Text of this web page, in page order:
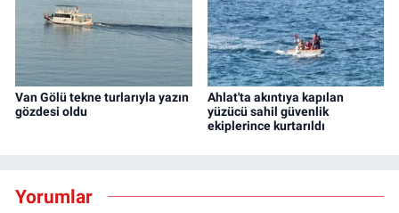
Van Gölü tekne turlarıyla yazın
gözdesi oldu
Ahlat'ta akıntıya kapılan
yüzücü sahil güvenlik
ekiplerince kurtarıldı
Yorumlar